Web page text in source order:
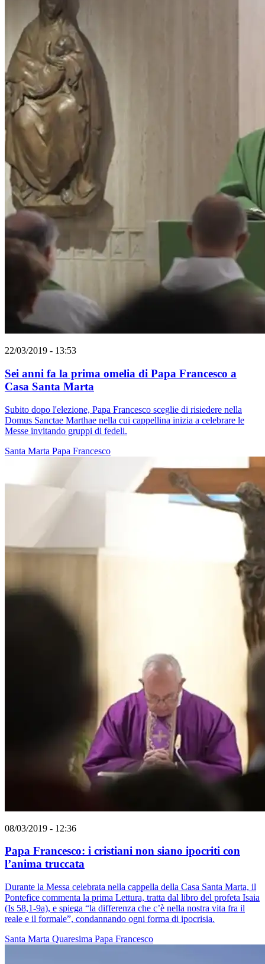
22/03/2019 - 13:53
Sei anni fa la prima omelia di Papa Francesco a
Casa Santa Marta
Subito dopo l'elezione, Papa Francesco sceglie di risiedere nella
Domus Sanctae Marthae nella cui cappellina inizia a celebrare le
Messe invitando gruppi di fedeli.
Santa Marta Papa Francesco
08/03/2019 - 12:36
Papa Francesco: i cristiani non siano ipocriti con
l’anima truccata
Durante la Messa celebrata nella cappella della Casa Santa Marta, il
Pontefice commenta la prima Lettura, tratta dal libro del profeta Isaia
(Is 58,1-9a), e spiega “la differenza che c’è nella nostra vita fra il
reale e il formale”, condannando ogni forma di ipocrisia.
Santa Marta Quaresima Papa Francesco